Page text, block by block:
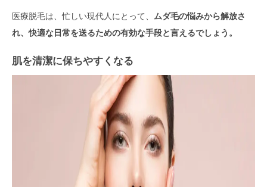
医療脱毛は、忙しい現代人にとって、 ムダ毛の悩みから解放さ
れ、快適な日常を送るための有効な手段と言えるでしょう。
肌を清潔に保ちやすくなる